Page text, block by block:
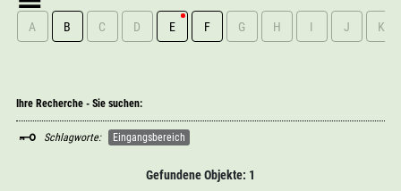
Gefundene Objekte: 1
A B C D E F G H I J K
Ihre Recherche - Sie suchen:
Schlagworte: Eingangsbereich